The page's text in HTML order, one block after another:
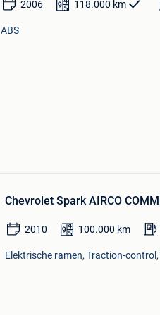
2006 118.000 km
ABS
Chevrolet Spark AIRCO
2010 100.000 km
Elektrische ramen, Traction-